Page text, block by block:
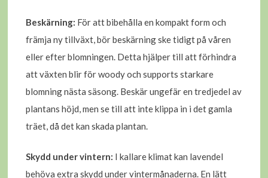
Beskärning: För att bibehålla en kompakt form och
främja ny tillväxt, bör beskärning ske tidigt på våren
eller efter blomningen. Detta hjälper till att förhindra
att växten blir för woody och supports starkare
blomning nästa säsong. Beskär ungefär en tredjedel av
plantans höjd, men se till att inte klippa in i det gamla
träet, då det kan skada plantan.
Skydd under vintern: I kallare klimat kan lavendel
behöva extra skydd under vintermånaderna. En lätt